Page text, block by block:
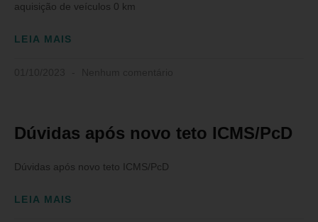
aquisição de veículos 0 km
LEIA MAIS
Dúvidas após novo teto ICMS/PcD
Dúvidas após novo teto ICMS/PcD
LEIA MAIS